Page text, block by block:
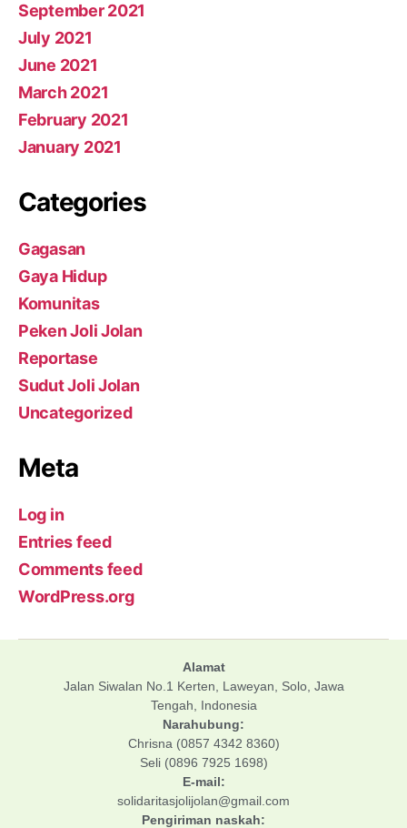
September 2021
July 2021
June 2021
March 2021
February 2021
January 2021
Categories
Gagasan
Gaya Hidup
Komunitas
Peken Joli Jolan
Reportase
Sudut Joli Jolan
Uncategorized
Meta
Log in
Entries feed
Comments feed
WordPress.org
Alamat
Jalan Siwalan No.1 Kerten, Laweyan, Solo, Jawa
Tengah, Indonesia
Narahubung:
Chrisna (0857 4342 8360)
Seli (0896 7925 1698)
E-mail:
solidaritasjolijolan@gmail.com
Pengiriman naskah: